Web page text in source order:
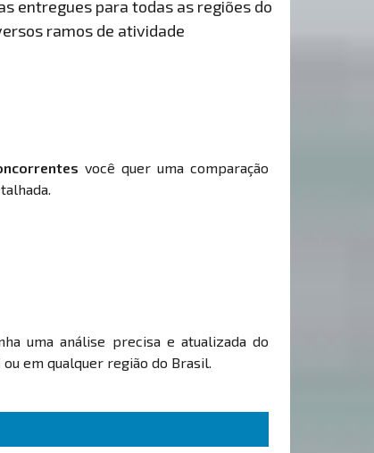
entregues para todas as regiões do
ramos de atividade
você quer uma comparação
uma análise precisa e atualizada do
ou em qualquer região do Brasil.